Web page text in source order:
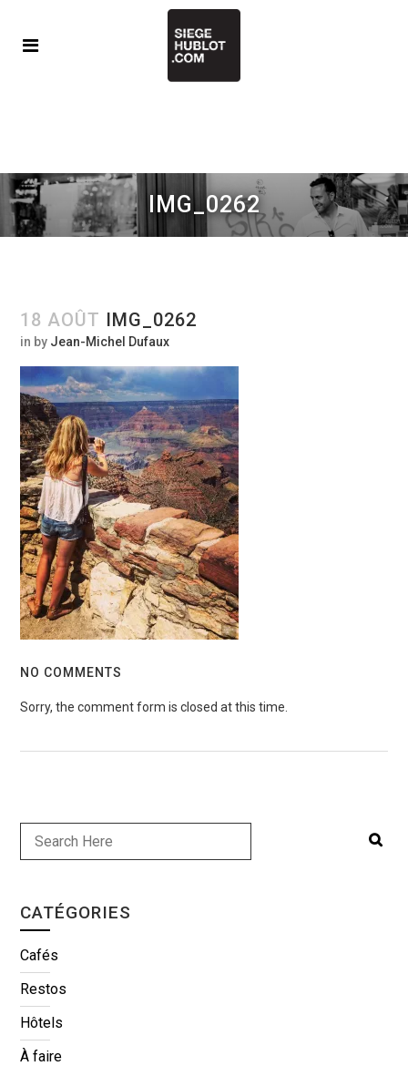
IMG_0262
18 AOÛT IMG_0262
in by Jean-Michel Dufaux
NO COMMENTS
Sorry, the comment form is closed at this time.
CATÉGORIES
Cafés
Restos
Hôtels
À faire